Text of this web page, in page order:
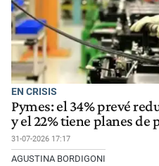
EN CRISIS
Pymes: el 34% prevé
y el 22% tiene planes de
31-07-2026 17:17
AGUSTINA BORDIGONI